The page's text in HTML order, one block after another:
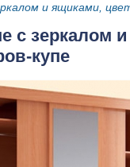
и ящиками,
с зеркалом
купе